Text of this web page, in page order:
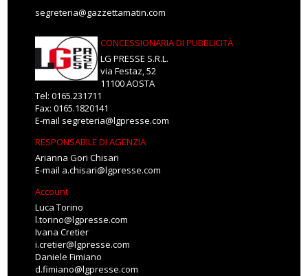
segreteria@gazzettamatin.com
CONCESSIONARIA DI PUBBLICITÀ
LG PRESSE S.R.L.
via Festaz, 52
11100 AOSTA
Tel: 0165.231711
Fax: 0165.1820141
E-mail segreteria@lgpresse.com
RESPONSABILE DI AGENZIA
Arianna Gori Chisari
E-mail a.chisari@lgpresse.com
Account
Luca Torino
l.torino@lgpresse.com
Ivana Cretier
i.cretier@lgpresse.com
Daniele Fimiano
d.fimiano@lgpresse.com